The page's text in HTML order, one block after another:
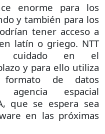
enorme para los
y también para los
tener acceso a
latín o griego. NTT
cuidado en el
y para ello utiliza
de datos
espacial
que se espera sea
en las próximas